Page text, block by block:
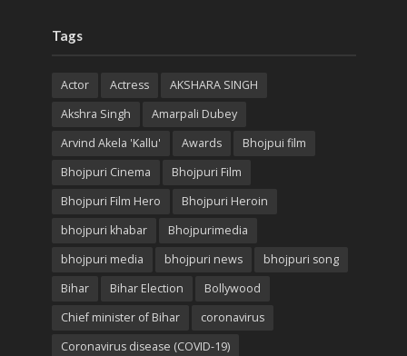
Tags
Actor Actress
AKSHARA SINGH
Akshra Singh
Amarpali Dubey
Arvind Akela 'Kallu'
Awards
Bhojpui film
Bhojpuri Cinema
Bhojpuri Film
Bhojpuri Film Hero
Bhojpuri Heroin
bhojpuri khabar
Bhojpurimedia
bhojpuri media
bhojpuri news
bhojpuri song
Bihar
Bihar Election
Bollywood
Chief minister of Bihar
coronavirus
Coronavirus disease (COVID-19)